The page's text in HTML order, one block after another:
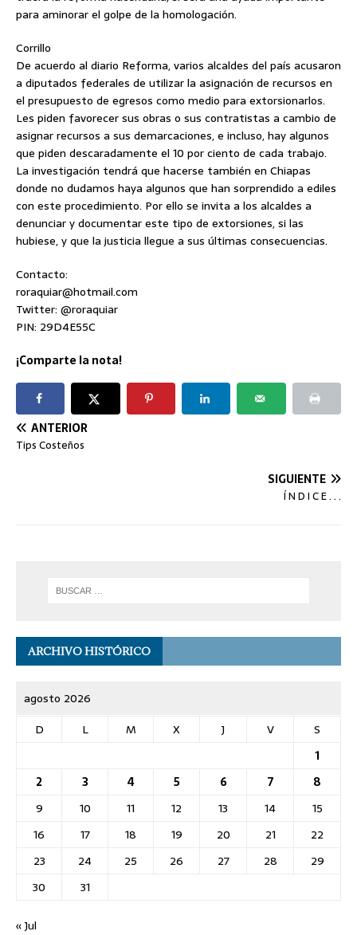
para aminorar el golpe de la homologación.
Corrillo
De acuerdo al diario Reforma, varios alcaldes del país acusaron
a diputados federales de utilizar la asignación de recursos en
el presupuesto de egresos como medio para extorsionarlos.
Les piden favorecer sus obras o sus contratistas a cambio de
asignar recursos a sus demarcaciones, e incluso, hay algunos
que piden descaradamente el 10 por ciento de cada trabajo.
La investigación tendrá que hacerse también en Chiapas
donde no dudamos haya algunos que han sorprendido a ediles
con este procedimiento. Por ello se invita a los alcaldes a
denunciar y documentar este tipo de extorsiones, si las
hubiese, y que la justicia llegue a sus últimas consecuencias.
Contacto:
roraquiar@hotmail.com
Twitter: @roraquiar
PIN: 29D4E55C
¡Comparte la nota!
ANTERIOR
Tips Costeños
SIGUIENTE
Í N D I C E . . .
ARCHIVO HISTÓRICO
agosto 2026
D
L M X J V
S
1
2
3 4 5 6 7
8
9
10 11 12 13 14
15
16
17 18 19 20 21
22
23
24 25 26 27 28
29
30
31
« Jul